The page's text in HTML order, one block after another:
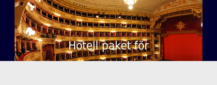
Hotell paket för